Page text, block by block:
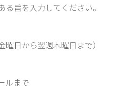
る旨を入力してください。
曜日から翌週木曜日まで）
ルまで